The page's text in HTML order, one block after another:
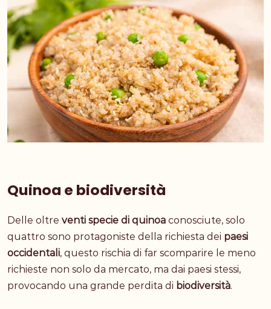
Quinoa e biodiversità
Delle oltre venti specie di quinoa conosciute, solo
quattro sono protagoniste della richiesta dei paesi
occidentali, questo rischia di far scomparire le meno
richieste non solo da mercato, ma dai paesi stessi,
provocando una grande perdita di biodiversità.